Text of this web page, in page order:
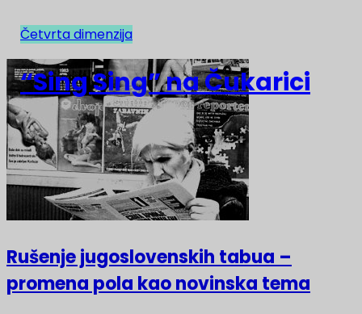
NAJNOVIJE
Rušenje jugoslovenskih tabua –
promena pola kao novinska tema
Četvrta dimenzija
“Sing Sing” na Čukarici